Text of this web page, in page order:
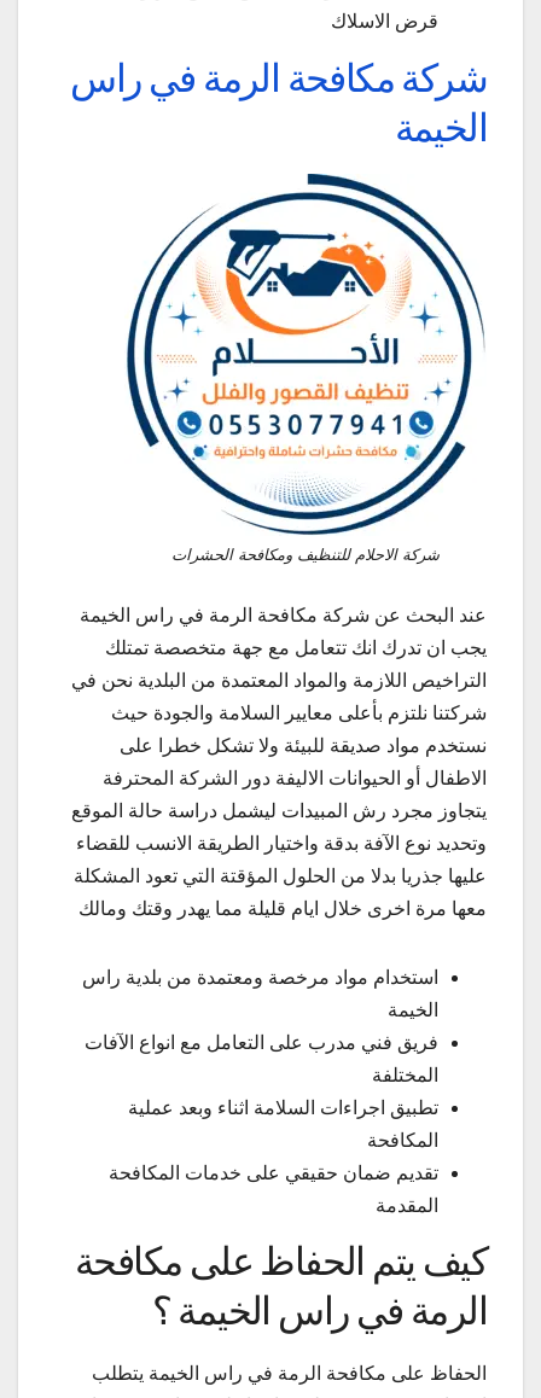
قرض الاسلاك
شركة مكافحة الرمة في راس
الخيمة
شركة الاحلام للتنظيف ومكافحة الحشرات
عند البحث عن شركة مكافحة الرمة في راس الخيمة
يجب ان تدرك انك تتعامل مع جهة متخصصة تمتلك
التراخيص اللازمة والمواد المعتمدة من البلدية نحن في
شركتنا نلتزم بأعلى معايير السلامة والجودة حيث
نستخدم مواد صديقة للبيئة ولا تشكل خطرا على
الاطفال أو الحيوانات الاليفة دور الشركة المحترفة
يتجاوز مجرد رش المبيدات ليشمل دراسة حالة الموقع
وتحديد نوع الآفة بدقة واختيار الطريقة الانسب للقضاء
عليها جذريا بدلا من الحلول المؤقتة التي تعود المشكلة
معها مرة اخرى خلال ايام قليلة مما يهدر وقتك ومالك
استخدام مواد مرخصة ومعتمدة من بلدية راس
الخيمة
فريق فني مدرب على التعامل مع انواع الآفات
المختلفة
تطبيق اجراءات السلامة اثناء وبعد عملية
المكافحة
تقديم ضمان حقيقي على خدمات المكافحة
المقدمة
كيف يتم الحفاظ على مكافحة
الرمة في راس الخيمة ؟
الحفاظ على مكافحة الرمة في راس الخيمة يتطلب